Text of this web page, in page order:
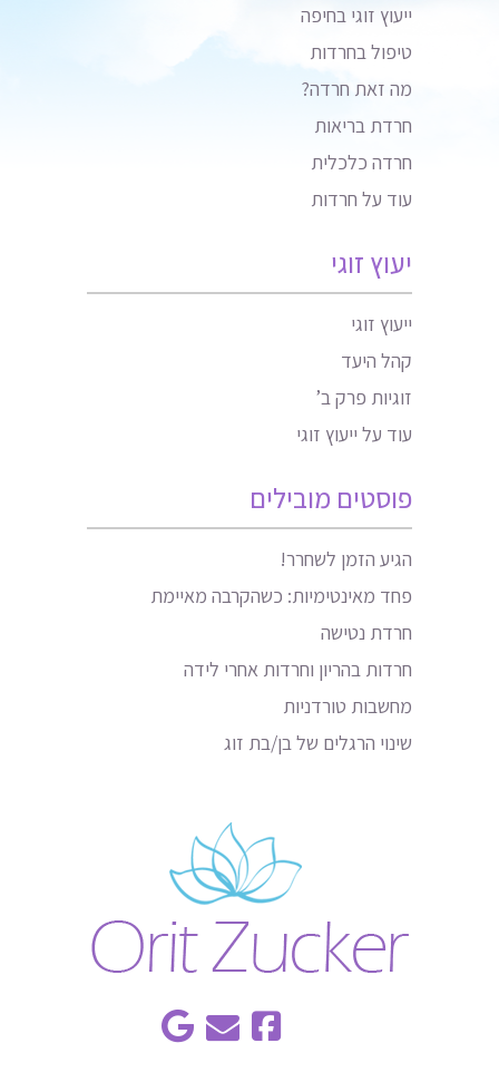
ייעוץ זוגי בחיפה
טיפול בחרדות
מה זאת חרדה?
חרדת בריאות
חרדה כלכלית
עוד על חרדות
יעוץ זוגי
ייעוץ זוגי
קהל היעד
זוגיות פרק ב’
עוד על ייעוץ זוגי
פוסטים מובילים
הגיע הזמן לשחרר!
פחד מאינטימיות: כשהקרבה מאיימת
חרדת נטישה
חרדות בהריון וחרדות אחרי לידה
מחשבות טורדניות
שינוי הרגלים של בן/בת זוג